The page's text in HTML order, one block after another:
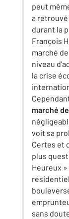
peut
a
durant la
François
marché
niveau
la crise
marché
voit sa
Certes et
plus
Heureux
sans